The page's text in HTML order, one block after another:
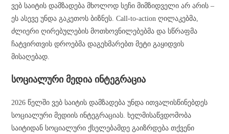
ვებ საიტის დამზადება მხოლოდ სეჩი მიმზიდველი არ არის –
ეს ასევე უნდა გაკეთოს ბიზნეს. Call-to-action ღილაკებმა,
ძლიერი ღირებულების მოთხოვნილებებმა და სწრაფმა
ჩატვირთვის დროებმა დაგეხმარებთ მეტი გაყიდვის
მისაღებად.
სოციალური მედია ინტეგრაცია
2026 წელში ვებ საიტის დამზადება უნდა ითვალისწინებდეს
სოციალური მედიის ინტეგრაციას. ხელმისაწვდომობა
საიტიდან სოციალური ქსელებამდე გაიზრდება თქვენი